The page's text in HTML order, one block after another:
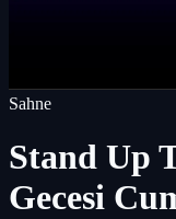
Sahne
Stand Up
Gecesi